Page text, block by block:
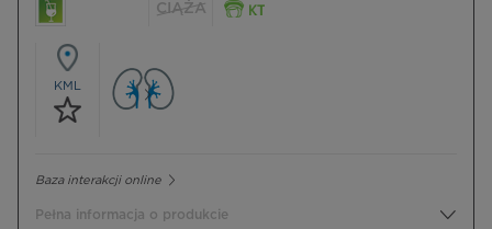
CIĄŻA
KML
Baza interakcji online
Pełna informacja o produkcie